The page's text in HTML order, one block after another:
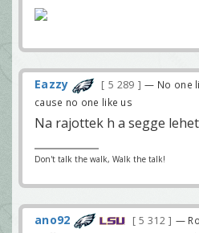
Eazzy 5 289
— No one
cause no one like us
Na rajottek h a segge
Don't talk the walk, Walk the talk!
ano92 5 312
—